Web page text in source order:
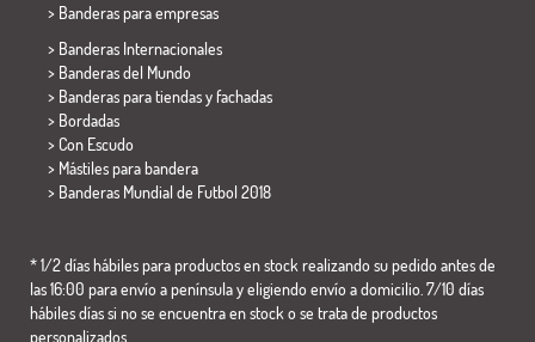
> Banderas para empresas
> Banderas Internacionales
> Banderas del Mundo
> Banderas para tiendas y fachadas
> Bordadas
> Con Escudo
> Mástiles para bandera
> Banderas Mundial de Futbol 2018
* 1/2 días hábiles para productos en stock realizando su pedido antes de
las 16:00 para envío a península y eligiendo envío a domicilio. 7/10 días
hábiles días si no se encuentra en stock o se trata de productos
personalizados.